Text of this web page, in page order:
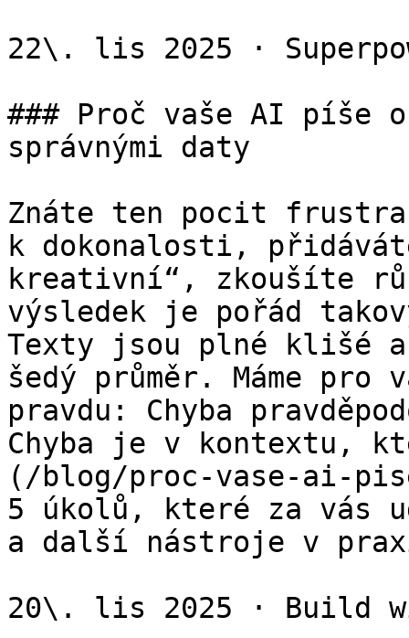
22\. lis 2025 ·
### Proč vaše AI píše
správnými daty
Znáte ten pocit
k dokonalosti,
kreativní“, zkoušíte
výsledek je pořád
Texty jsou plné klišé
šedý průměr. Máme pro
pravdu: Chyba
Chyba je v kontextu,
(/blog/proc-vase-ai-
5 úkolů, které za vás
a další nástroje v
20\. lis 2025 · Build